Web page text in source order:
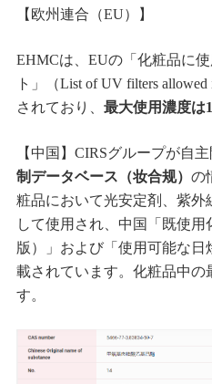
【欧州連合（EU）】
EHMCは、EUの「化粧品に
ト」（List of UV filters
されており、 最大使用濃度は
【中国】CIRSグループが自
制データベース（妆合规） の
粧品において光安定剤、紫外
して使用され、中国「既使用
版）」および「使用可能な日
載されています。化粧品中の
す。